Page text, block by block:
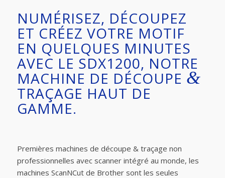
NUMÉRISEZ, DÉCOUPEZ
ET CRÉEZ VOTRE MOTIF
EN QUELQUES MINUTES
AVEC LE SDX1200, NOTRE
MACHINE DE DÉCOUPE &
TRAÇAGE HAUT DE
GAMME.
Premières machines de découpe & traçage non
professionnelles avec scanner intégré au monde, les
machines ScanNCut de Brother sont les seules